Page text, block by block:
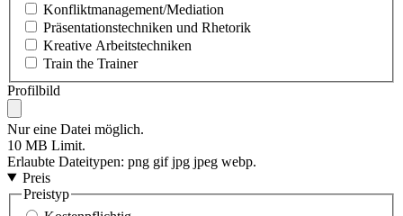
Konfliktmanagement/Mediation
Präsentationstechniken und Rhetorik
Kreative Arbeitstechniken
Train the Trainer
Profilbild
Nur eine Datei möglich.
10 MB Limit.
Erlaubte Dateitypen: png gif jpg jpeg webp.
Preis
Preistyp